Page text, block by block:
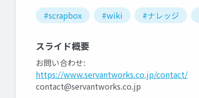
#scrapbox #wiki #ナレッジ
スライド概要
お問い合わせ:
https://www.servantworks.co.jp/contact/
contact@servantworks.co.jp